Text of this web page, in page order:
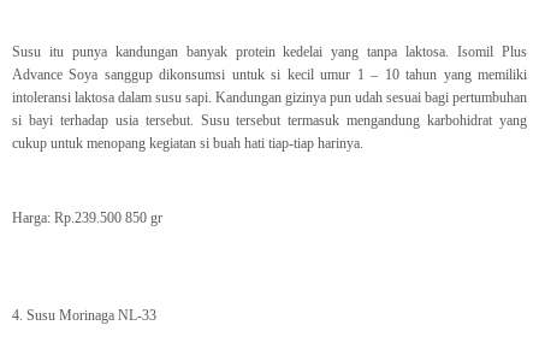
Susu itu punya kandungan banyak protein kedelai yang tanpa laktosa. Isomil Plus
Advance Soya sanggup dikonsumsi untuk si kecil umur 1 – 10 tahun yang memiliki
intoleransi laktosa dalam susu sapi. Kandungan gizinya pun udah sesuai bagi pertumbuhan
si bayi terhadap usia tersebut. Susu tersebut termasuk mengandung karbohidrat yang
cukup untuk menopang kegiatan si buah hati tiap-tiap harinya.
Harga: Rp.239.500 850 gr
4. Susu Morinaga NL-33